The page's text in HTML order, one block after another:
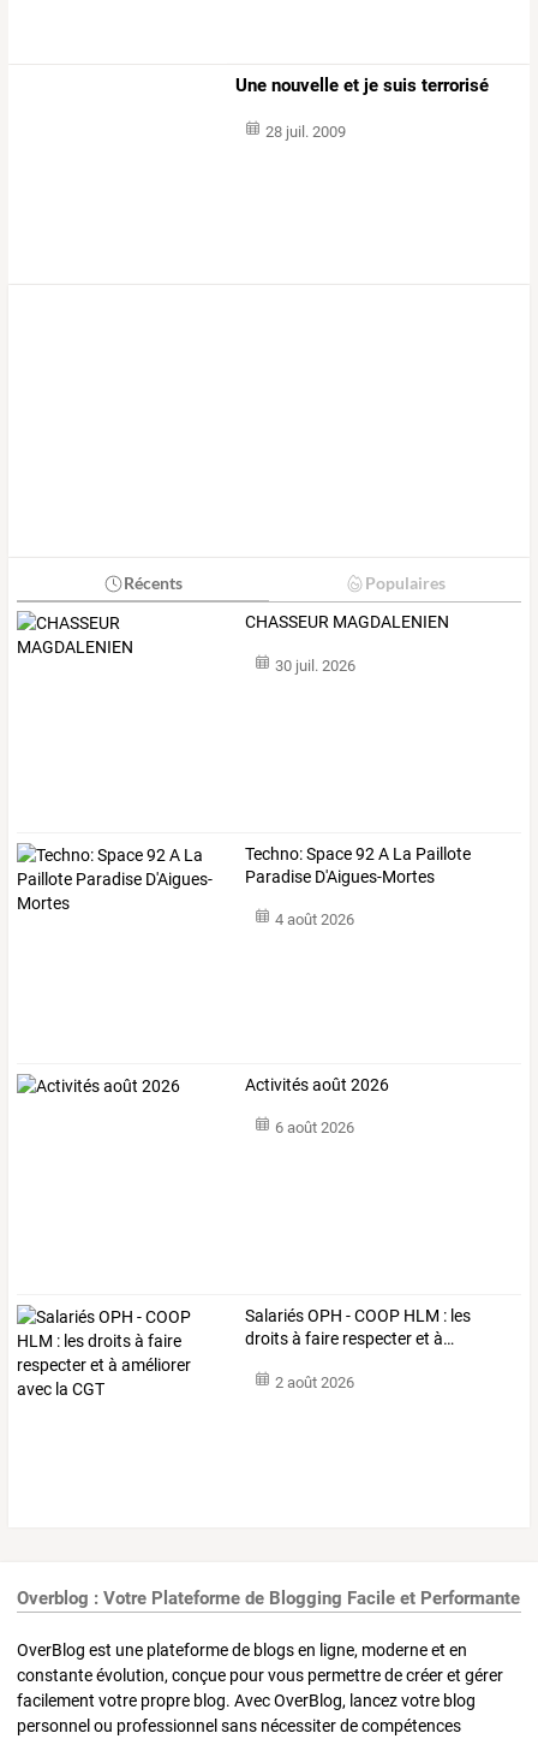
Une nouvelle et je suis terrorisé
28 juil. 2009
Récents Populaires
CHASSEUR MAGDALENIEN
30 juil. 2026
Techno: Space 92 A La Paillote
Paradise D'Aigues-Mortes
4 août 2026
Activités août 2026
6 août 2026
SalariésOPH -COOP HLM : les
droitsà faire respecteret à…
2 août 2026
Overblog : Votre Plateforme de Blogging Facile et Performante
OverBlog est une plateforme de blogs en ligne, moderne et en
constante évolution, conçue pour vous permettre de créer et gérer
facilement votre propre blog. Avec OverBlog, lancez votre blog
personnel ou professionnel sans nécessiter de compétences